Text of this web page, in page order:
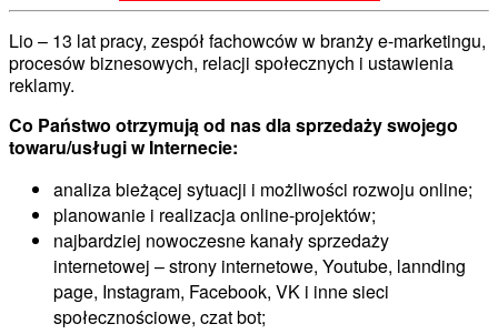
Lio – 13 lat pracy, zespół fachowców w branży e-marketingu,
procesów biznesowych, relacji społecznych i ustawienia
reklamy.
Co Państwo otrzymują od nas dla sprzedaży swojego
towaru/usługi w Internecie:
analiza bieżącej sytuacji i możliwości rozwoju online;
planowanie i realizacja online-projektów;
najbardziej nowoczesne kanały sprzedaży
internetowej – strony internetowe, Youtube, lannding
page, Instagram, Facebook, VK i inne sieci
społecznościowe, czat bot;